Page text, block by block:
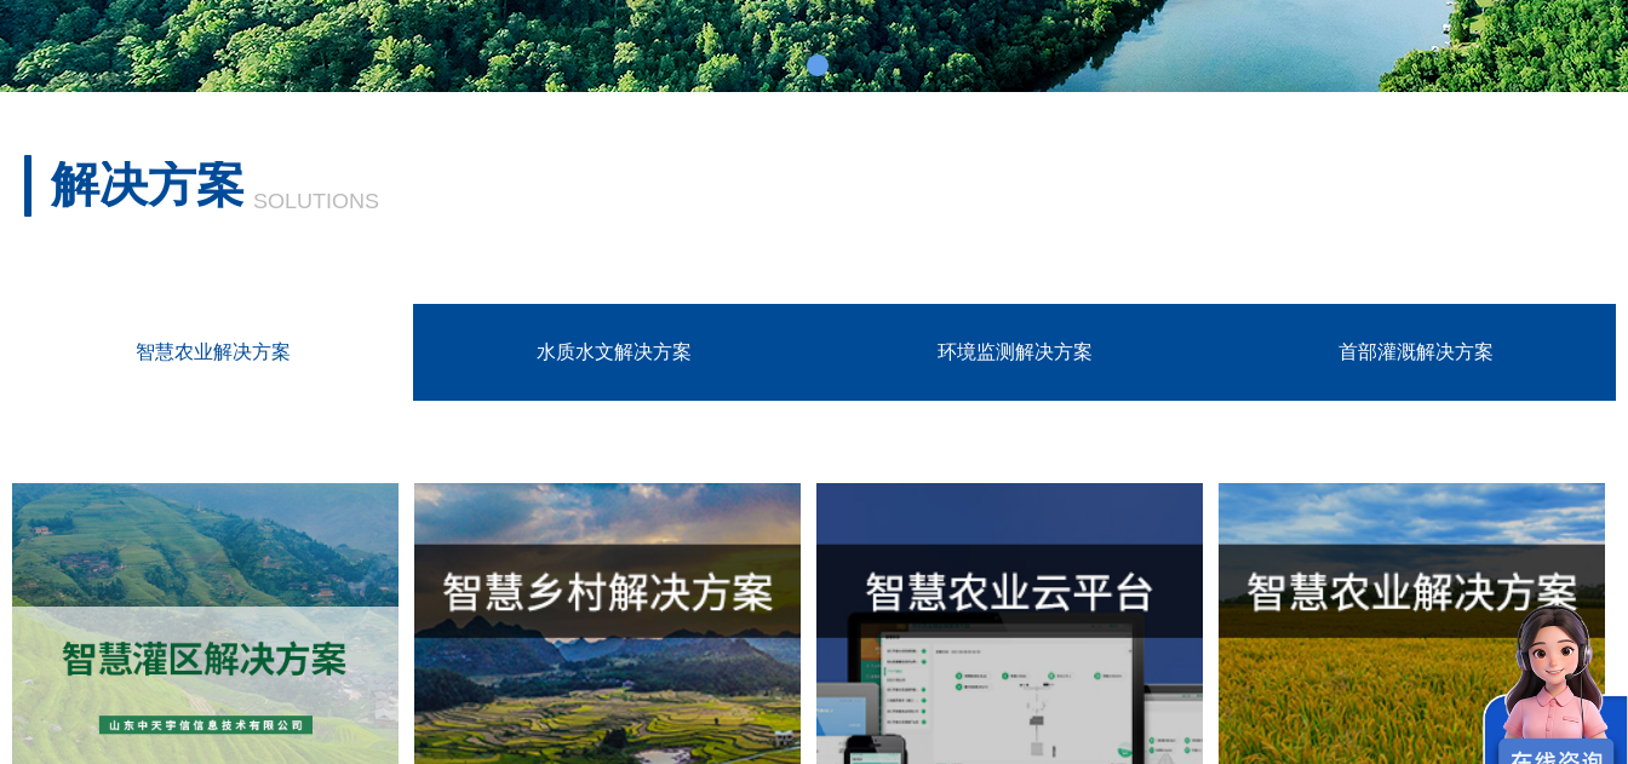
智慧农业解决方案 水质水文解决方案 环境监测解决方案 首部灌溉解决方案
SOLUTIONS
解决方案